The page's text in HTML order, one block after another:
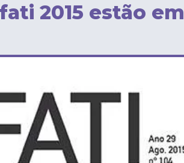
2015 estão em